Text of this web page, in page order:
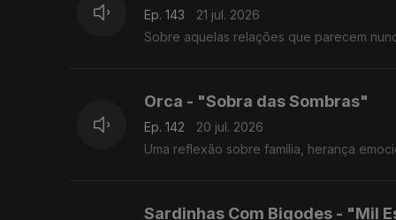
Ep. 143
21 jul. 2026
Sobre aquelas relações que parecem
Orca - "Sobra das Sombras"
Ep. 142
20 jul. 2026
Uma reflexão sobre família, herança
Sardinhas Com Bigodes - "Mil